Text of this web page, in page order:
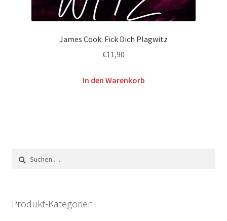
James Cook: Fick Dich Plagwitz
€11,90
In den Warenkorb
Suchen
nach:
Produkt-Kategorien